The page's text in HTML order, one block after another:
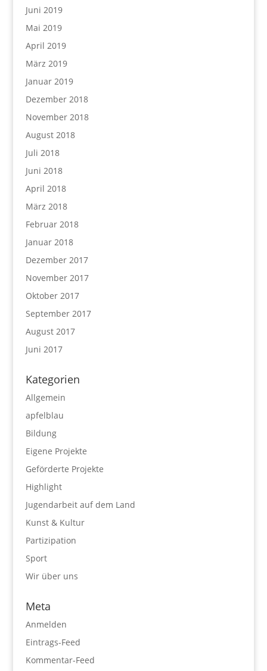
Juni 2019
Mai 2019
April 2019
März 2019
Januar 2019
Dezember 2018
November 2018
August 2018
Juli 2018
Juni 2018
April 2018
März 2018
Februar 2018
Januar 2018
Dezember 2017
November 2017
Oktober 2017
September 2017
August 2017
Juni 2017
Kategorien
Allgemein
apfelblau
Bildung
Eigene Projekte
Geförderte Projekte
Highlight
Jugendarbeit auf dem Land
Kunst & Kultur
Partizipation
Sport
Wir über uns
Meta
Anmelden
Eintrags-Feed
Kommentar-Feed